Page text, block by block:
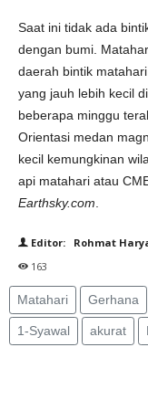
Saat ini tidak ada
dengan bumi.
daerah bintik
yang jauh lebih kecil
beberapa minggu
Orientasi medan
kecil kemungkinan
api matahari atau
Earthsky.com
Editor: Rohmat
163
Matahari Gerhana
1-Syawal akurat